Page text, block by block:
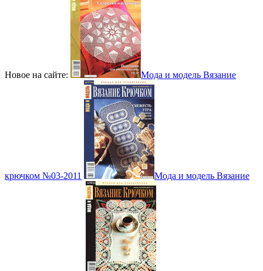
Новое на сайте: Мода и модель Вязание
крючком №03-2011 Мода и модель Вязание